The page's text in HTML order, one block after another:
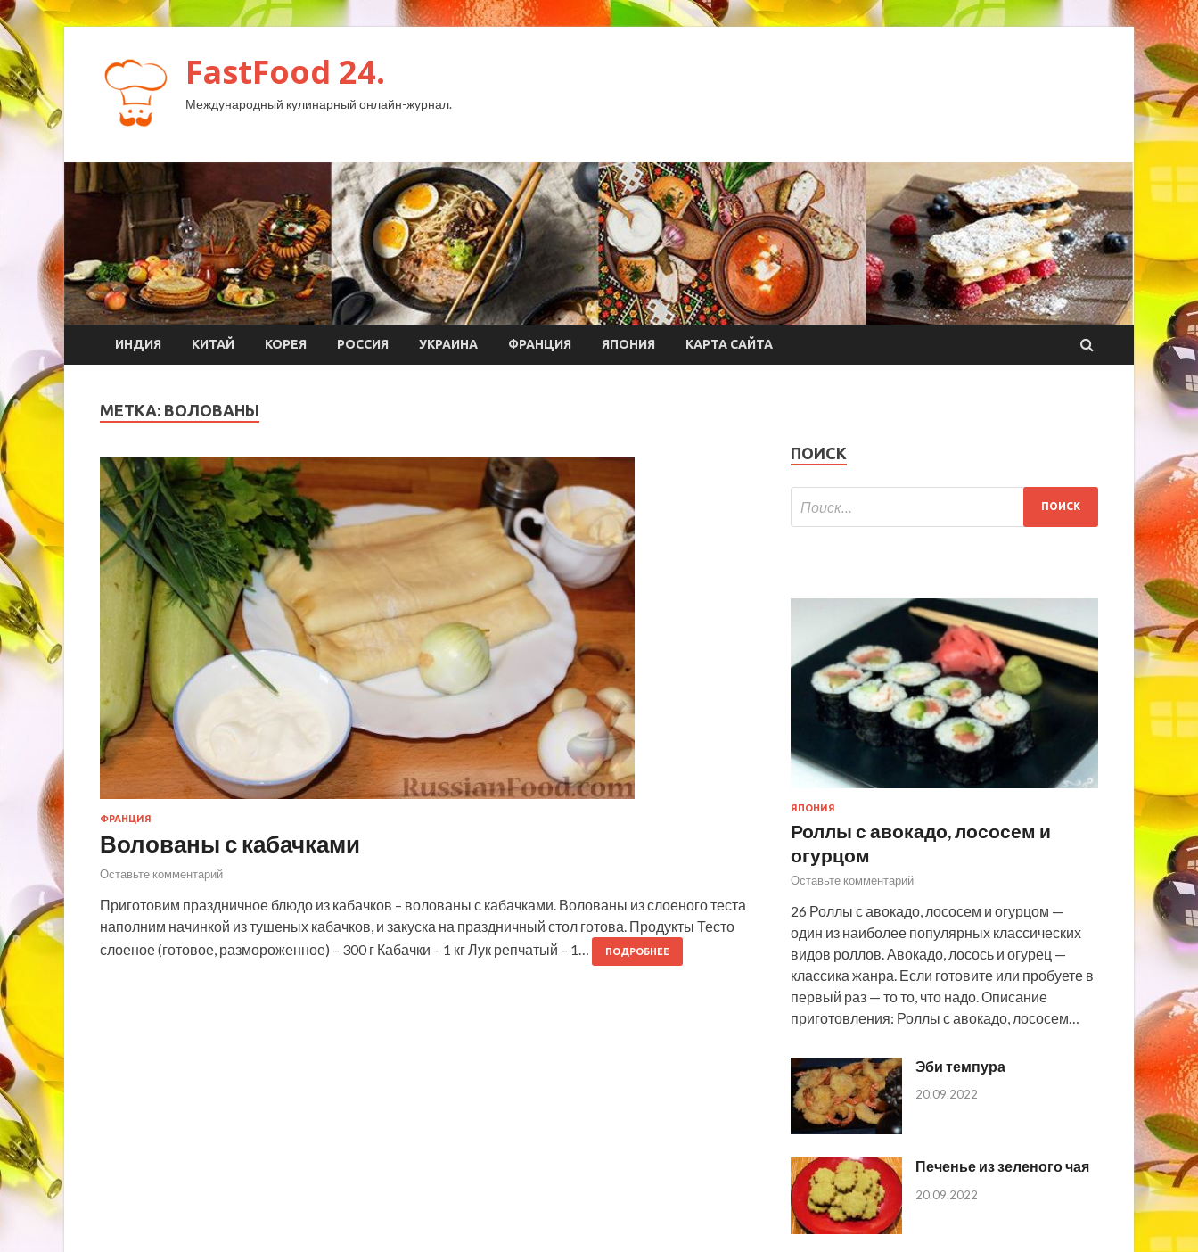
FastFood 24.
Международный кулинарный онлайн-журнал.
ИНДИЯ КИТАЙ КОРЕЯ РОССИЯ УКРАИНА ФРАНЦИЯ ЯПОНИЯ КАРТА САЙТА
МЕТКА: ВОЛОВАНЫ
ФРАНЦИЯ
Волованы с кабачками
Оставьте комментарий
Приготовим праздничное блюдо из кабачков – волованы с кабачками. Волованы из слоеного теста
наполним начинкой из тушеных кабачков, и закуска на праздничный стол готова. Продукты Тесто
слоеное (готовое, размороженное) – 300 г Кабачки – 1 кг Лук репчатый – 1…
ПОДРОБНЕЕ
ПОИСК
ЯПОНИЯ
Роллы с авокадо, лососем и
огурцом
Оставьте комментарий
26 Роллы с авокадо, лососем и огурцом —
один из наиболее популярных классических
видов роллов. Авокадо, лосось и огурец —
классика жанра. Если готовите или пробуете в
первый раз — то то, что надо. Описание
приготовления: Роллы с авокадо, лососем…
Эби темпура
20.09.2022
Печенье из зеленого чая
20.09.2022